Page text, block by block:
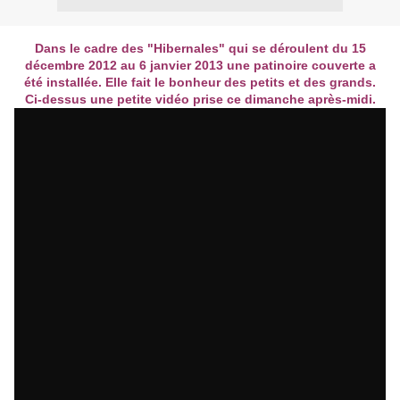
Dans le cadre des "Hibernales" qui se déroulent du 15
décembre 2012 au 6 janvier 2013 une patinoire couverte a
été installée. Elle fait le bonheur des petits et des grands.
Ci-dessus une petite vidéo prise ce dimanche après-midi.